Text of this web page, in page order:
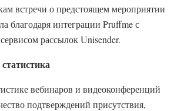
встречи о предстоящем мероприятии
благодаря интеграции Pruffme с
рассылок Unisender.
вебинаров и видеоконференций
подтверждений присутствия,